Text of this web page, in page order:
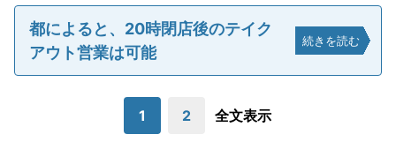
都によると、20時閉店後のテイク
アウト営業は可能
続きを読む
1 2 全文表示